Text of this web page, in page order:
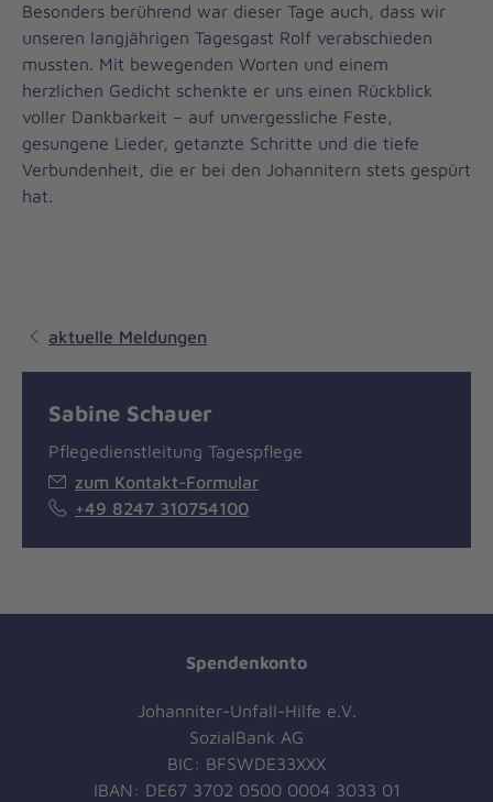
Besonders berührend war dieser Tage auch, dass wir
unseren langjährigen Tagesgast Rolf verabschieden
mussten. Mit bewegenden Worten und einem
herzlichen Gedicht schenkte er uns einen Rückblick
voller Dankbarkeit – auf unvergessliche Feste,
gesungene Lieder, getanzte Schritte und die tiefe
Verbundenheit, die er bei den Johannitern stets gespürt
hat.
aktuelle Meldungen
Sabine Schauer
Pflegedienstleitung Tagespflege
zum Kontakt-Formular
+49 8247 310754100
Spendenkonto
Johanniter-Unfall-Hilfe e.V.
SozialBank AG
BIC: BFSWDE33XXX
IBAN: DE67 3702 0500 0004 3033 01